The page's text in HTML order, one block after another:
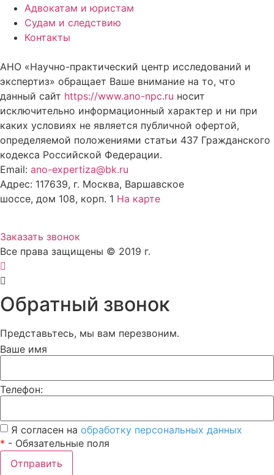
Адвокатам и юристам
Судам и следствию
Контакты
АНО «Научно-практический центр исследований и
экспертиз» обращает Ваше внимание на то, что
данный сайт https://www.ano-npc.ru носит
исключительно информационный характер и ни при
каких условиях не является публичной офертой,
определяемой положениями статьи 437 Гражданского
кодекса Российской Федерации.
Email: ano-expertiza@bk.ru
Адрес: 117639, г. Москва, Варшавское
шоссе, дом 108, корп. 1 На карте
Заказать звонок
Все права защищены © 2019 г.
Обратный звонок
Представьтесь, мы вам перезвоним.
Ваше имя
Телефон:
Я согласен на обработку персональных данных
* - Обязательные поля
Отправить